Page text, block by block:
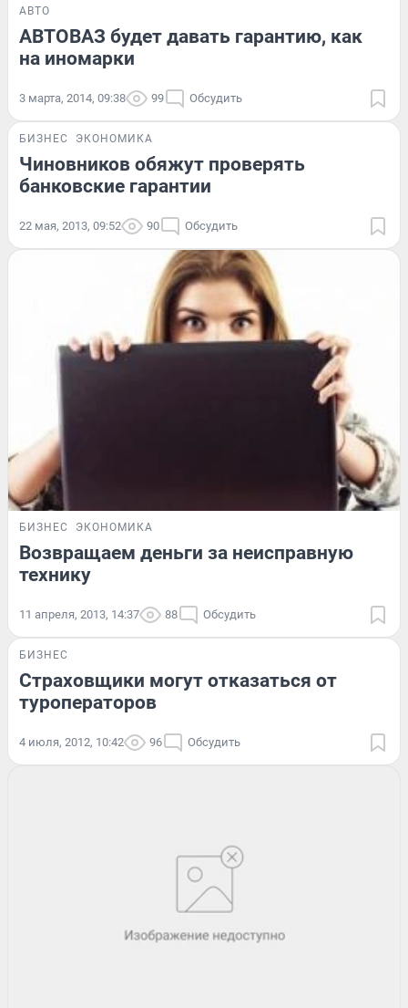
АВТО
АВТОВАЗ будет давать гарантию, как
на иномарки
3 марта, 2014, 09:38 99 Обсудить
БИЗНЕС ЭКОНОМИКА
Чиновников обяжут проверять
банковские гарантии
22 мая, 2013, 09:52 90 Обсудить
БИЗНЕС ЭКОНОМИКА
Возвращаем деньги за неисправную
технику
11 апреля, 2013, 14:37 88 Обсудить
БИЗНЕС
Страховщики могут отказаться от
туроператоров
4 июля, 2012, 10:42 96 Обсудить